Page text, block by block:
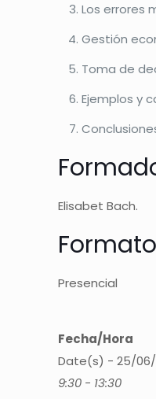
Los errores
Gestión
Toma de
Ejemplos y
Elisabet Bach.
Formato
Presencial
Fecha/Hora
Date(s) - 25/
9:30 - 13:30